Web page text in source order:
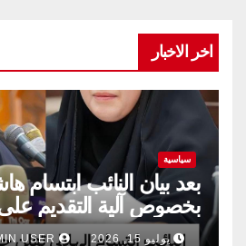
اخر الاخبار
سياسية
بعد بيان النائب ابتسام
بخصوص آلية التقديم
يوليو 15, 2026